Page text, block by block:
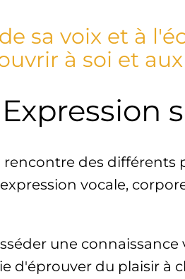
sa voix et à
à soi et
rencontre des différents
vocale,
une connaissance
d'éprouver du plaisir à